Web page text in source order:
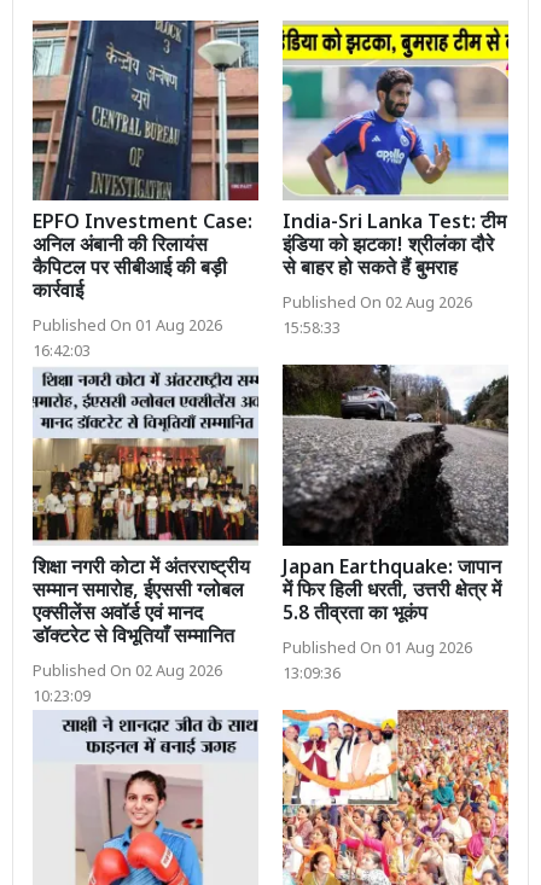
EPFO Investment Case:
अनिल अंबानी की रिलायंस
कैपिटल पर सीबीआई की बड़ी
कार्रवाई
Published On 01 Aug 2026
16:42:03
India-Sri Lanka Test: टीम
इंडिया को झटका! श्रीलंका दौरे
से बाहर हो सकते हैं बुमराह
Published On 02 Aug 2026
15:58:33
शिक्षा नगरी कोटा में अंतरराष्ट्रीय
सम्मान समारोह, ईएससी ग्लोबल
एक्सीलेंस अवॉर्ड एवं मानद
डॉक्टरेट से विभूतियाँ सम्मानित
Published On 02 Aug 2026
10:23:09
Japan Earthquake: जापान
में फिर हिली धरती, उत्तरी क्षेत्र में
5.8 तीव्रता का भूकंप
Published On 01 Aug 2026
13:09:36